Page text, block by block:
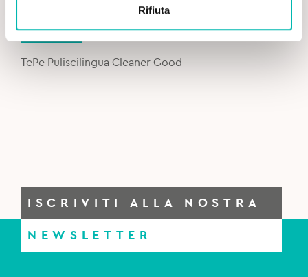
Rifiuta
price
was:
5,90€.
price
is:
4,90€.
TePe Puliscilingua Cleaner Good
ISCRIVITI ALLA NOSTRA
NEWSLETTER